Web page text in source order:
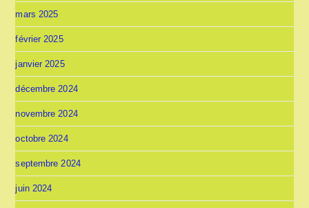
mars 2025
février 2025
janvier 2025
décembre 2024
novembre 2024
octobre 2024
septembre 2024
juin 2024